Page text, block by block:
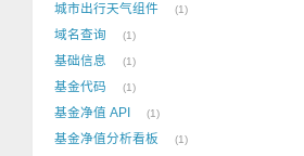
城市出行天气组件 1
域名查询 1
基础信息 1
基金代码 1
基金净值 API 1
基金净值分析看板 1